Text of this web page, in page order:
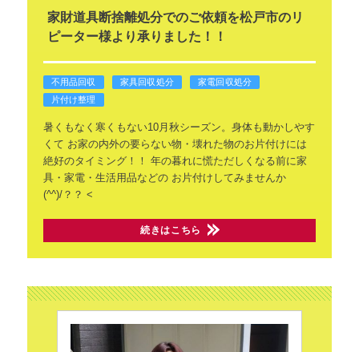
家財道具断捨離処分でのご依頼を松戸市のリ
ピーター様より承りました！！
不用品回収 家具回収処分
家電回収処分
片付け整理
暑くもなく寒くもない10月秋シーズン。身体も動かしやす
くて お家の内外の要らない物・壊れた物のお片付けには
絶好のタイミング！！ 年の暮れに慌ただしくなる前に家
具・家電・生活用品などのお片付けしてみませんか
(^^)/？？ <
続きはこちら